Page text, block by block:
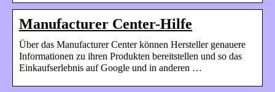
Manufacturer Center-Hilfe
Über das Manufacturer Center können Hersteller genauere
Informationen zu ihren Produkten bereitstellen und so das
Einkaufserlebnis auf Google und in anderen …